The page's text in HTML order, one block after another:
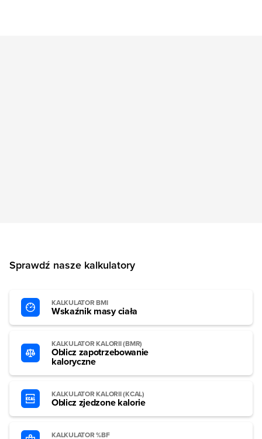
Sprawdź nasze kalkulatory
KALKULATOR BMI
Wskaźnik masy ciała
KALKULATOR KALORII (BMR)
Oblicz zapotrzebowanie
kaloryczne
KALKULATOR KALORII (KCAL)
Oblicz zjedzone kalorie
KALKULATOR %BF